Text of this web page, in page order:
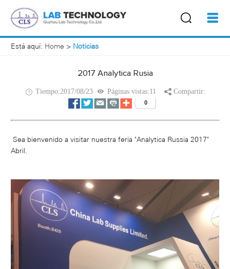
Está aquí: Home > Noticias
2017 Analytica Rusia
Tiempo:2017/08/23 Páginas vistas:11 Compartir:
Sea bienvenido a visitar nuestra feria "Analytica Russia 2017"
Abril.